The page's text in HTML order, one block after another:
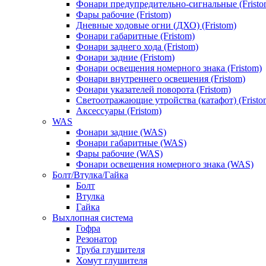
Фонари предупредительно-сигнальные
Фары рабочие (Fristom)
Дневные ходовые огни (ДХО) (Fristom)
Фонари габаритные (Fristom)
Фонари заднего хода (Fristom)
Фонари задние (Fristom)
Фонари освещения номерного знака (Fristom)
Фонари внутреннего освещения (Fristom)
Фонари указателей поворота (Fristom)
Светоотражающие утройства (катафот)
Аксессуары (Fristom)
WAS
Фонари задние (WAS)
Фонари габаритные (WAS)
Фары рабочие (WAS)
Фонари освещения номерного знака (WAS)
Болт/Втулка/Гайка
Болт
Втулка
Гайка
Выхлопная система
Гофра
Резонатор
Труба глушителя
Хомут глушителя